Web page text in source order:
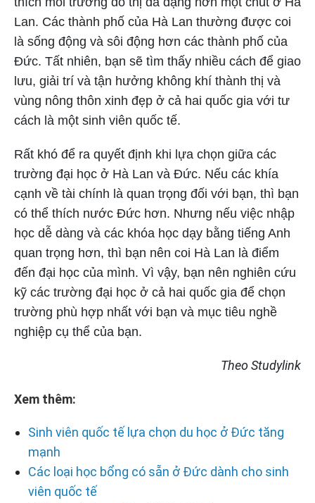
Lan. Các thành phố của Hà Lan thường được coi
là sống động và sôi động hơn các thành phố của
Đức. Tất nhiên, bạn sẽ tìm thấy nhiều cách để giao
lưu, giải trí và tận hưởng không khí thành thị và
vùng nông thôn xinh đẹp ở cả hai quốc gia với tư
cách là một sinh viên quốc tế.
Rất khó để ra quyết định khi lựa chọn giữa các
trường đại học ở Hà Lan và Đức. Nếu các khía
cạnh về tài chính là quan trọng đối với bạn, thì bạn
có thể thích nước Đức hơn. Nhưng nếu việc nhập
học dễ dàng và các khóa học dạy bằng tiếng Anh
quan trọng hơn, thì bạn nên coi Hà Lan là điểm
đến đại học của mình. Vì vậy, bạn nên nghiên cứu
kỹ các trường đại học ở cả hai quốc gia để chọn
trường phù hợp nhất với bạn và mục tiêu nghề
nghiệp cụ thể của bạn.
Theo Studylink
Xem thêm:
Sinh viên quốc tế lựa chọn du học ở Đức tăng
mạnh
Các loại học bổng có sẵn ở Đức dành cho sinh
viên quốc tế